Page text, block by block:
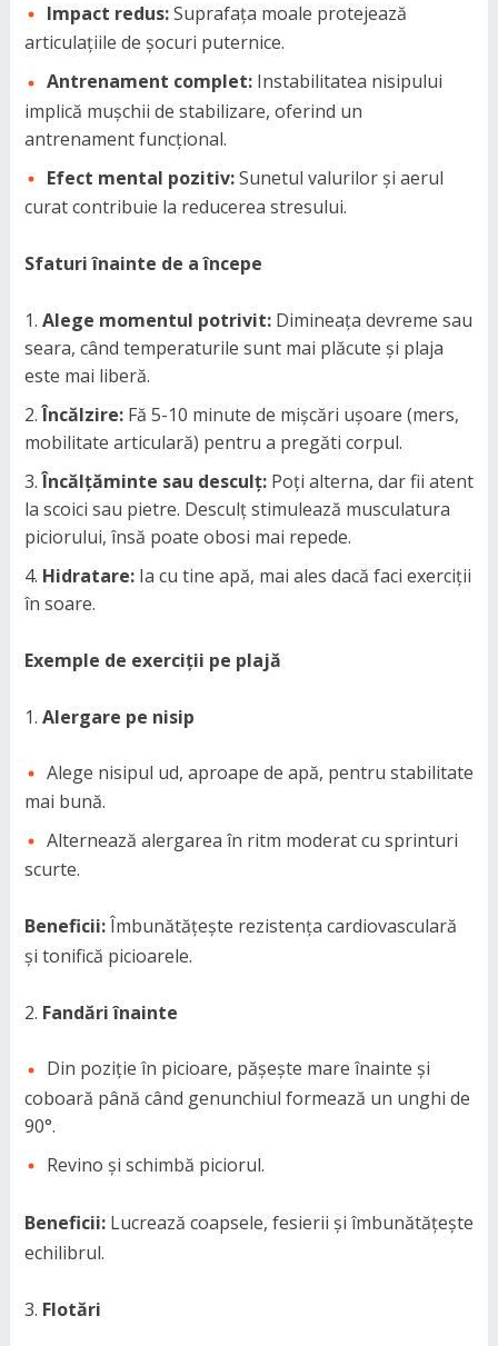
Impact redus:Suprafața moale protejează
articulațiile de șocuri puternice.
Antrenament complet:Instabilitatea nisipului
implică mușchii de stabilizare, oferind un
antrenament funcțional.
Efect mental pozitiv:Sunetul valurilor și aerul
curat contribuie la reducerea stresului.
Sfaturi înainte de a începe
Alege momentul potrivit:Dimineața devreme sau
seara, când temperaturile sunt mai plăcute și plaja
este mai liberă.
Încălzire:Fă 5-10 minute de mișcări ușoare (mers,
mobilitate articulară) pentru a pregăti corpul.
Încălțăminte sau desculț:Poți alterna, dar fii atent
la scoici sau pietre. Desculț stimulează musculatura
piciorului, însă poate obosi mai repede.
Hidratare:Ia cu tine apă, mai ales dacă faci exerciții
în soare.
Exemple de exerciții pe plajă
Alergare pe nisip
Alege nisipul ud, aproape de apă, pentru stabilitate
mai bună.
Alternează alergarea în ritm moderat cu sprinturi
scurte.
Beneficii:Îmbunătățește rezistența cardiovasculară
și tonifică picioarele.
Fandări înainte
Din poziție în picioare, pășește mare înainte și
coboară până când genunchiul formează un unghi de
90°.
Revino și schimbă piciorul.
Beneficii:Lucrează coapsele, fesierii și îmbunătățește
echilibrul.
Flotări